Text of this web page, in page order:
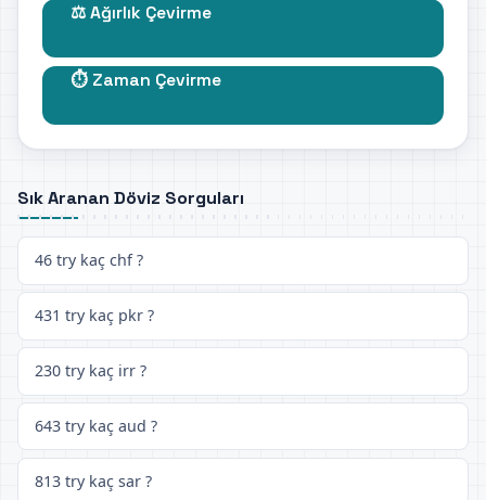
⚖️ Ağırlık Çevirme
⏱️ Zaman Çevirme
Sık Aranan Döviz Sorguları
46 try kaç chf ?
431 try kaç pkr ?
230 try kaç irr ?
643 try kaç aud ?
813 try kaç sar ?